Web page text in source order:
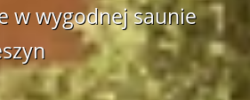
w wygodnej saunie